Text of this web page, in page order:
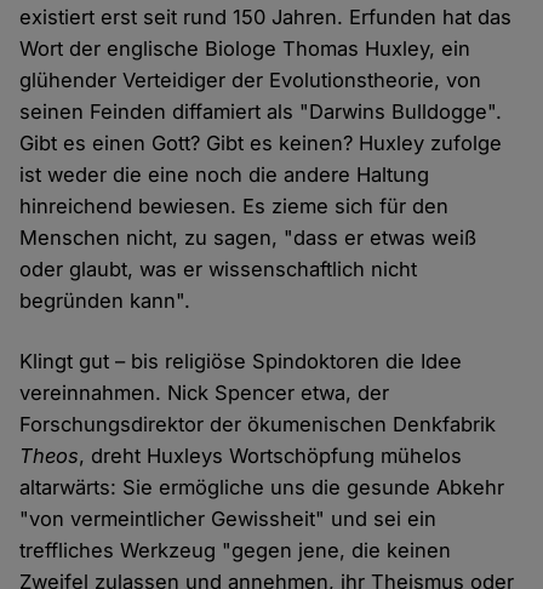
existiert erst seit rund 150 Jahren. Erfunden hat das
Wort der englische Biologe Thomas Huxley, ein
glühender Verteidiger der Evolutionstheorie, von
seinen Feinden diffamiert als "Darwins Bulldogge".
Gibt es einen Gott? Gibt es keinen? Huxley zufolge
ist weder die eine noch die andere Haltung
hinreichend bewiesen. Es zieme sich für den
Menschen nicht, zu sagen, "dass er etwas weiß
oder glaubt, was er wissenschaftlich nicht
begründen kann".
Klingt gut – bis religiöse Spindoktoren die Idee
vereinnahmen. Nick Spencer etwa, der
Forschungsdirektor der ökumenischen Denkfabrik
Theos, dreht Huxleys Wortschöpfung mühelos
altarwärts: Sie ermögliche uns die gesunde Abkehr
"von vermeintlicher Gewissheit" und sei ein
treffliches Werkzeug "gegen jene, die keinen
Zweifel zulassen und annehmen, ihr Theismus oder